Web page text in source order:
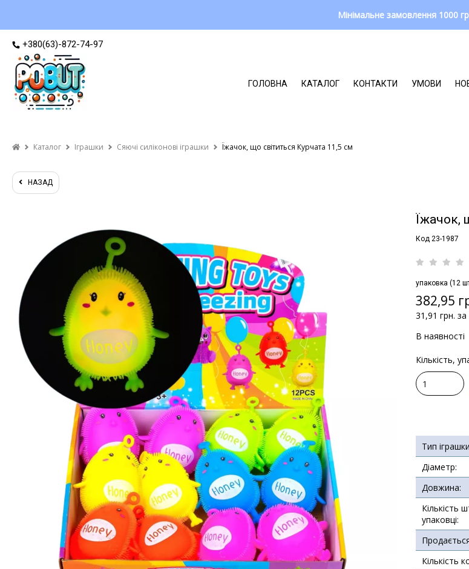
Мінімальне замовлення 1000
+380(63)-872-74-97
ГОЛОВНА КАТАЛОГ КОНТАКТИ УМОВИ
Каталог Іграшки Сяючі силіконові іграшки Їжачок, що світиться Курчата 11,5 см
НАЗАД
Їжачок,
Код 23-1987
упаковка (12
382,95
31,91 грн.
В наявності
Кількість,
Тип
Діаметр:
Довжина:
Кількість
упаковці:
Кількість